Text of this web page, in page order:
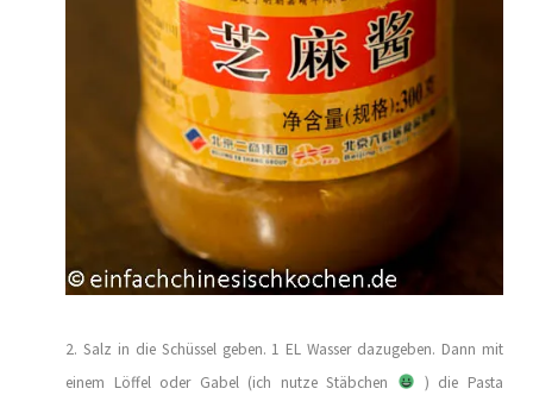
2. Salz in die Schüssel geben. 1 EL Wasser dazugeben. Dann mit
einem Löffel oder Gabel (ich nutze Stäbchen
) die Pasta